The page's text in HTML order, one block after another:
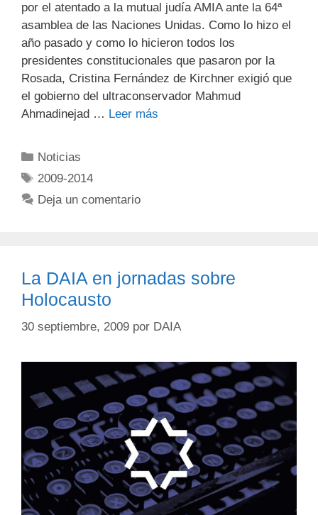
por el atentado a la mutual judía AMIA ante la 64ª
asamblea de las Naciones Unidas. Como lo hizo el
año pasado y como lo hicieron todos los
presidentes constitucionales que pasaron por la
Rosada, Cristina Fernández de Kirchner exigió que
el gobierno del ultraconservador Mahmud
Ahmadinejad … Leer más
Noticias
2009-2014
Deja un comentario
La DAIA en jornadas sobre
Holocausto
30 septiembre, 2009 por DAIA